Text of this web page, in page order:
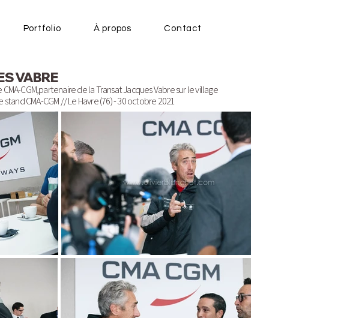
Portfolio À propos Contact
VABRE
CGM,partenaire de la Transat Jacques Vabre sur le village
CMA-CGM // Le Havre (76) - 30 octobre 2021